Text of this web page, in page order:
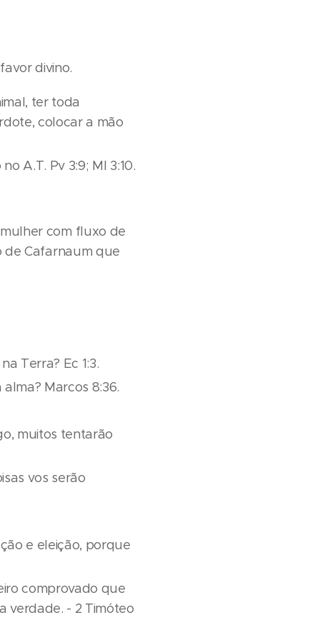
divino.
ter toda
colocar a mão
A.T. Pv 3:9; Ml 3:10.
mulher com fluxo de
de Cafarnaum que
Terra? Ec 1:3.
Marcos 8:36.
muitos tentarão
vos serão
e eleição, porque
comprovado que
verdade. - 2 Timóteo